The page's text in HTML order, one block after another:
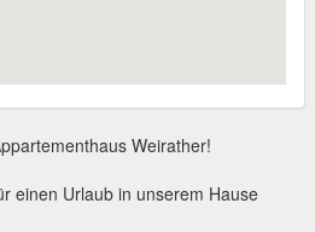
Weirather!
einen Urlaub in unserem Hause